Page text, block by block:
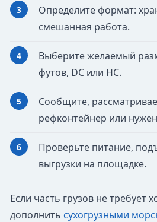
Определите формат:
смешанная работа.
Выберите желаемый
футов, DC или HC.
Сообщите,
рефконтейнер или
Проверьте питание,
выгрузки на площадке.
Если часть грузов не требует
дополнить сухогрузными